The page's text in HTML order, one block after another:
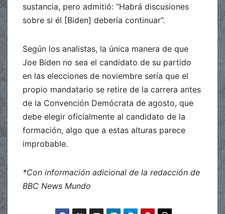
sustancia, pero admitió: “Habrá discusiones
sobre si él [Biden] debería continuar”.
Según los analistas, la única manera de que
Joe Biden no sea el candidato de su partido
en las elecciones de noviembre sería que el
propio mandatario se retire de la carrera antes
de la Convención Demócrata de agosto, que
debe elegir oficialmente al candidato de la
formación, algo que a estas alturas parece
improbable.
*Con información adicional de la redacción de
BBC News Mundo